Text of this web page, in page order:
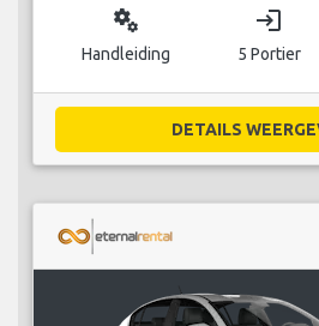
miscellaneous_services
Handleiding
login
5 Portier
DETAILS